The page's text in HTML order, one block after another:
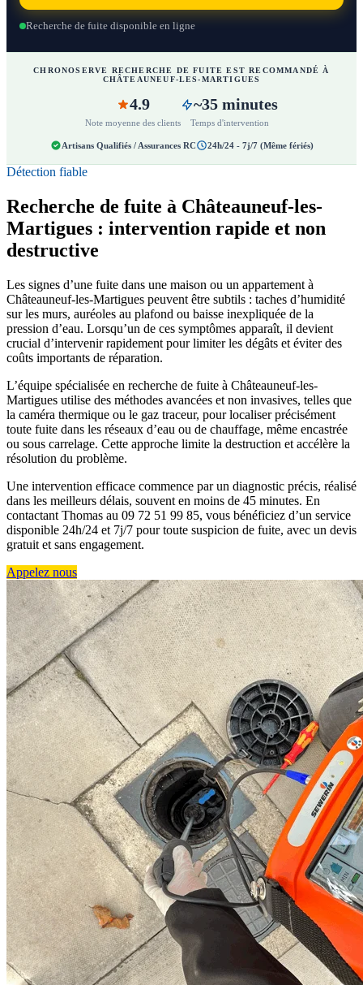
Recherche de fuite disponible en ligne
CHRONOSERVE RECHERCHE DE FUITE EST RECOMMANDÉ À
CHÂTEAUNEUF-LES-MARTIGUES
4.9
Note moyenne des clients
~35 minutes
Temps d'intervention
Artisans Qualifiés / Assurances RC 24h/24 - 7j/7 (Même fériés)
Détection fiable
Recherche de fuite à Châteauneuf-les-
Martigues : intervention rapide et non
destructive
Les signes d’une fuite dans une maison ou un appartement à
Châteauneuf-les-Martigues peuvent être subtils : taches d’humidité
sur les murs, auréoles au plafond ou baisse inexpliquée de la
pression d’eau. Lorsqu’un de ces symptômes apparaît, il devient
crucial d’intervenir rapidement pour limiter les dégâts et éviter des
coûts importants de réparation.
L’équipe spécialisée en recherche de fuite à Châteauneuf-les-
Martigues utilise des méthodes avancées et non invasives, telles que
la caméra thermique ou le gaz traceur, pour localiser précisément
toute fuite dans les réseaux d’eau ou de chauffage, même encastrée
ou sous carrelage. Cette approche limite la destruction et accélère la
résolution du problème.
Une intervention efficace commence par un diagnostic précis, réalisé
dans les meilleurs délais, souvent en moins de 45 minutes. En
contactant Thomas au 09 72 51 99 85, vous bénéficiez d’un service
disponible 24h/24 et 7j/7 pour toute suspicion de fuite, avec un devis
gratuit et sans engagement.
Appelez nous